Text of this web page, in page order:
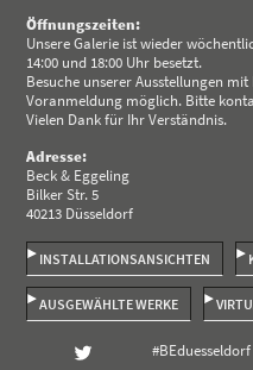
Öffnungszeiten:
Unsere Galerie ist wieder
14:00 und 18:00 Uhr besetzt.
Besuche unserer Ausstellungen
Voranmeldung möglich. Bitte
Vielen Dank für Ihr Verständnis.
Adresse:
Beck & Eggeling
Bilker Str. 5
40213 Düsseldorf
INSTALLATIONSANSICHTEN
AUSGEWÄHLTE WERKE
#BEduesseldorf